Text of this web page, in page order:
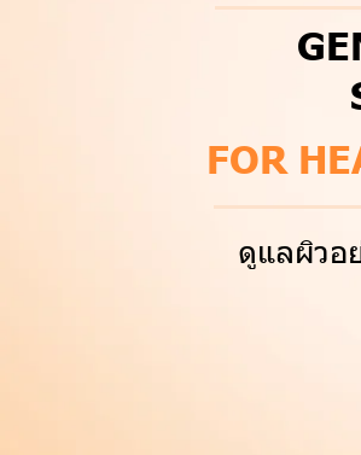
FOR
ดูแลผิวอ